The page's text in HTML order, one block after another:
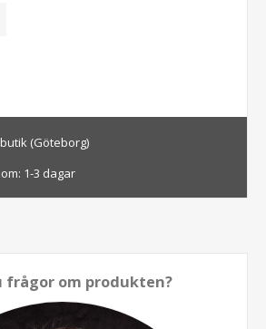
(Göteborg)
1-3 dagar
frågor om produkten?